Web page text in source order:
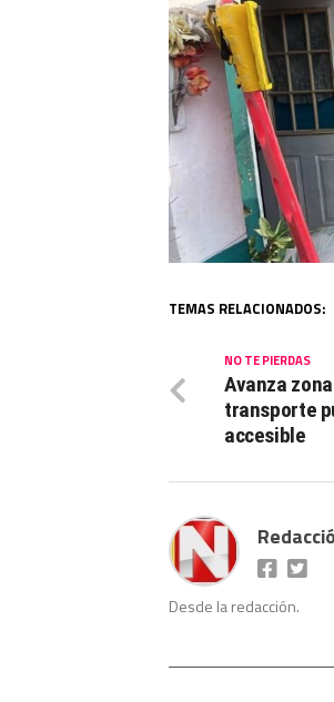
TEMAS RELACIONADOS:
NO TE PIERDAS
Avanza
transporte
accesible
Desde la redacción.